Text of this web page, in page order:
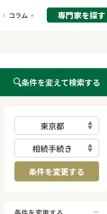
コラム 専門家を探す
条件を変えて検索する
東京都
相続手続き
条件を変更する